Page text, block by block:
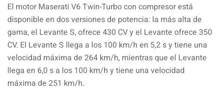
El motor Maserati V6 Twin-Turbo con compresor está
disponible en dos versiones de potencia: la más alta de
gama, el Levante S, ofrece 430 CV y ​​el Levante ofrece 350
CV. El Levante S llega a los 100 km/h en 5,2 s y tiene una
velocidad máxima de 264 km/h, mientras que el Levante
llega en 6,0 s a los 100 km/h y tiene una velocidad
máxima de 251 km/h.